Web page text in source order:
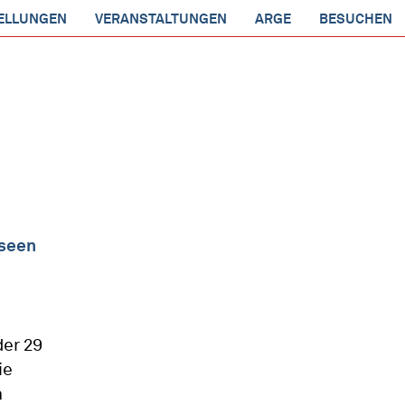
VERANSTALTUNGEN ARGE BESUCHEN
29